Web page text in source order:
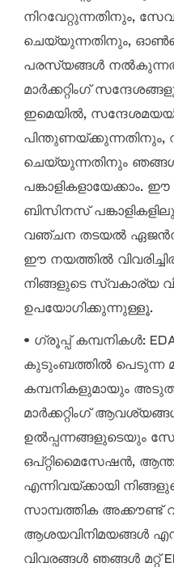
നിറവേറ്റുന്നതിനും,
ചെയ്യുന്നതിനും,
പരസ്യങ്ങൾ
മാർക്കറ്റിംഗ്
ഇമെയിൽ,
പിന്തുണയ്ക്കുന്നതിനും,
ചെയ്യുന്നതിനും ഞങ്ങൾ
പങ്കാളികളായേക്കാം.
ബിസിനസ്
വഞ്ചന തടയൽ
ഈ നയത്തിൽ
നിങ്ങളുടെ സ്വകാര്യ
ഉപയോഗിക്കുന്നുള്ളൂ.
• ഗ്രൂപ്പ് കമ്പനികൾ:
കുടുംബത്തിൽ പെടുന്ന
കമ്പനികളുമായും
മാർക്കറ്റിംഗ്
ഉൽപ്പന്നങ്ങളുടെയും
ഒപ്റ്റിമൈസേഷൻ,
എന്നിവയ്ക്കായി
സാമ്പത്തിക അക്കൗണ്ട്
ആശയവിനിമയങ്ങൾ
വിവരങ്ങൾ ഞങ്ങൾ മറ്റ്